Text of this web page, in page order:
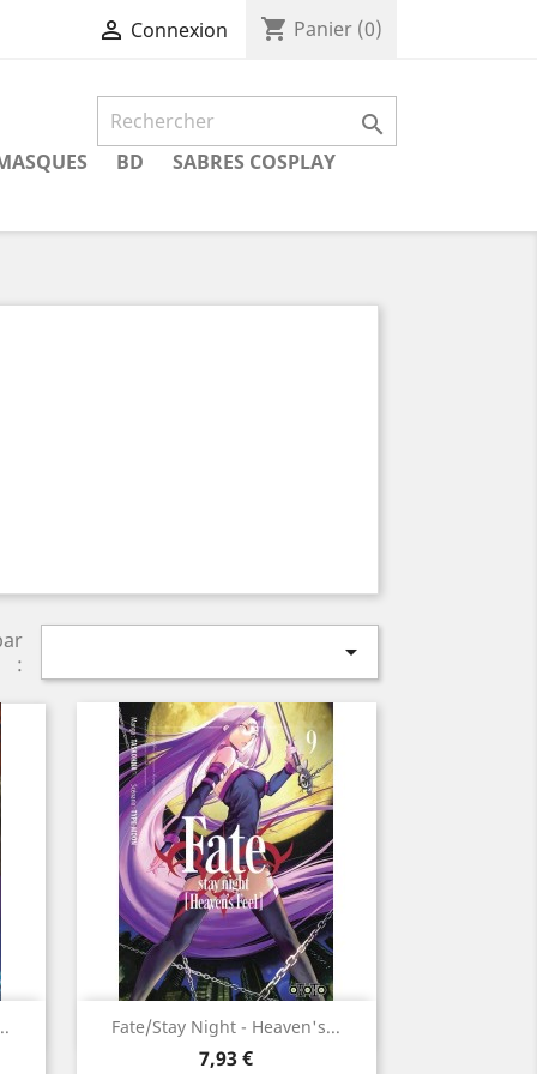
 Connexion shopping_cart Panier (0)

BD SABRES COSPLAY
:

Fate/Stay Night - Heaven's...
Prix
7,93 €
Aperçu rapide